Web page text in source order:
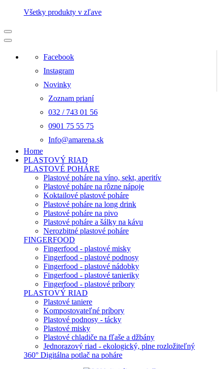
Všetky produkty v zľave
Facebook
Instagram
Novinky
Zoznam prianí
032 / 743 01 56
0901 75 55 75
Info@amarena.sk
Home
PLASTOVÝ RIAD
PLASTOVÉ POHÁRE
Plastové poháre na víno, sekt, aperitív
Plastové poháre na rôzne nápoje
Koktailové plastové poháre
Plastové poháre na long drink
Plastové poháre na pivo
Plastové poháre a šálky na kávu
Nerozbitné plastové poháre
FINGERFOOD
Fingerfood - plastové misky
Fingerfood - plastové podnosy
Fingerfood - plastové nádobky
Fingerfood - plastové tanieriky
Fingerfood - plastové príbory
PLASTOVÝ RIAD
Plastové taniere
Kompostovateľné príbory
Plastové podnosy - tácky
Plastové misky
Plastové chladiče na fľaše a džbány
Jednorazový riad - ekologický, plne rozložiteľný
360° Digitálna potlač na poháre